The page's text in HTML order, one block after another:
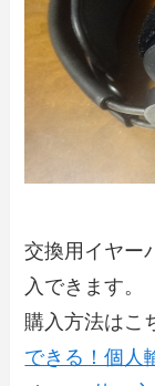
交換用イヤー
入できます。
購入方法はこ
できる！個